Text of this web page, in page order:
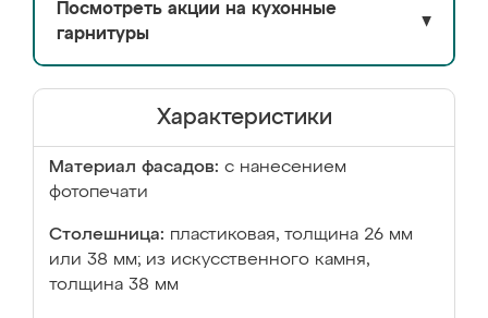
Посмотреть акции на кухонные
гарнитуры
▼
Характеристики
Материал фасадов: с нанесением
фотопечати
Столешница: пластиковая, толщина 26 мм
или 38 мм; из искусственного камня,
толщина 38 мм